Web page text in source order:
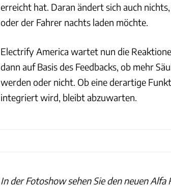
erreicht hat. Daran ändert sich auch
oder der Fahrer nachts laden möchte.
Electrify America wartet nun die
dann auf Basis des Feedbacks, ob mehr
werden oder nicht. Ob eine derartige
integriert wird, bleibt abzuwarten.
In der Fotoshow sehen Sie den neuen Alfa